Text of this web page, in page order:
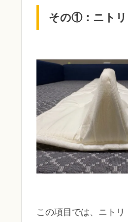
その①：ニトリ
この項目では、ニト